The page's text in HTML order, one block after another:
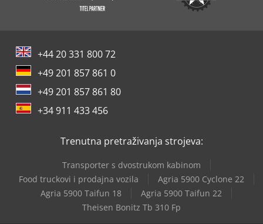
+44 20 331 800 72
+49 201 857 861 0
+49 201 857 861 80
+34 911 433 456
Trenutna pretraživanja strojeva:
Transporter s dvostrukom kabinom
Food truckovi i prodajna vozila
Agria 5900 Cyclone 22
Agria 5900 Taifun 18
Agria 5900 Taifun 22
Theisen Bonitz Tb 310 Fp